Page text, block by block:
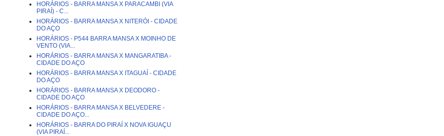
HORÁRIOS - BARRA MANSA X PARACAMBI (VIA
PIRAÍ) - C...
HORÁRIOS - BARRA MANSA X NITERÓI - CIDADE
DO AÇO
HORÁRIOS - P544 BARRA MANSA X MOINHO DE
VENTO (VIA...
HORÁRIOS - BARRA MANSA X MANGARATIBA -
CIDADE DO AÇO
HORÁRIOS - BARRA MANSA X ITAGUAÍ - CIDADE
DO AÇO
HORÁRIOS - BARRA MANSA X DEODORO -
CIDADE DO AÇO
HORÁRIOS - BARRA MANSA X BELVEDERE -
CIDADE DO AÇO...
HORÁRIOS - BARRA DO PIRAÍ X NOVA IGUAÇU
(VIA PIRAÍ...